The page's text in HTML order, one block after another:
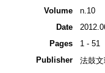
Volume
n.10
Date
Pages
1 - 51
Publisher
法鼓